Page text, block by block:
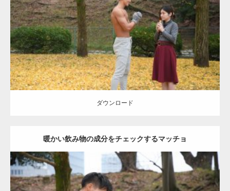
Category:公園のマッチョ その他 AKIHITO(細マッチョ) 上腕三頭筋
肩
ダウンロード
ダウンロード
暖かい飲み物の成分をチェックするマッチョ